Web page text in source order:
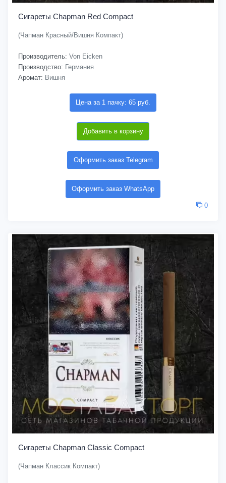
Сигареты Chapman Red Compact
(Чапман Красный/Вишня Компакт)
Производитель: Von Eicken
Производство: Германия
Аромат: Вишня
Цена за 1 пачку: 65 руб.
Добавить в корзину
Оформить заказ Telegram
Оформить заказ WhatsApp
0
Сигареты Chapman Classic Compact
(Чапман Классик Компакт)